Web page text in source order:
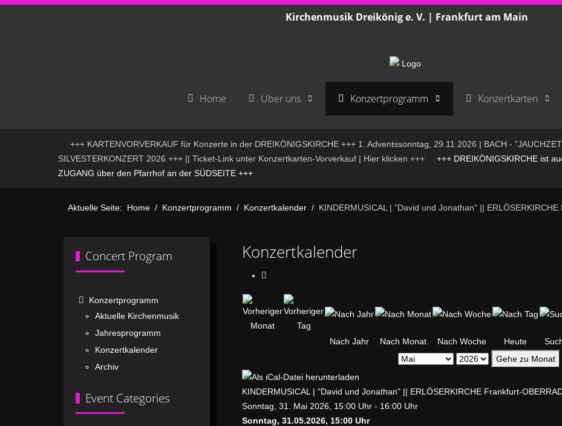
Kirchenmusik Dreikönig e. V. | Frankfurt am Main
Home Über uns Konzertprogramm Konzertkarten
+++ KARTENVORVERKAUF für Konzerte in der DREIKÖNIGSKIRCHE +++ 1. Adventssonntag, 29.11.2026 | BACH -
SILVESTERKONZERT 2026 +++ || Ticket-Link unter Konzertkarten-Vorverkauf | Hier klicken +++ +++ DREIKÖNIGSKIRCHE ist
ZUGANG über den Pfarrhof an der SÜDSEITE +++
Aktuelle Seite: Home Konzertprogramm Konzertkalender KINDERMUSICAL | "David und Jonathan" ||
Concert Program
Konzertprogramm
Aktuelle Kirchenmusik
Jahresprogramm
Konzertkalender
Archiv
Event Categories
Konzertkalender
Nach Jahr Nach Monat Nach Woche Heute
Gehe zu Monat
KINDERMUSICAL | "David und Jonathan" || ERLÖSERKIRCHE Frankfurt-
Sonntag, 31. Mai 2026, 15:00 Uhr - 16:00 Uhr
Sonntag, 31.05.2026, 15:00 Uhr